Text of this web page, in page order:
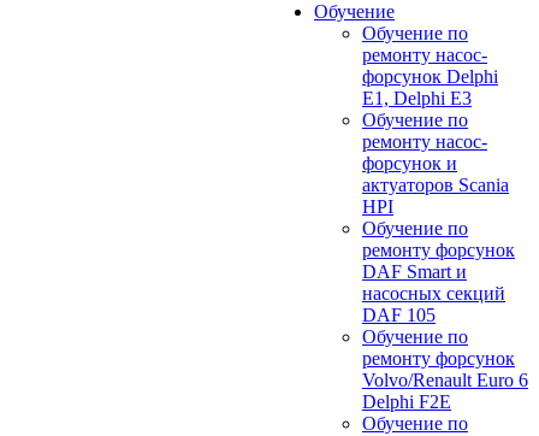
Обучение
Обучение по
ремонту насос-
форсунок Delphi
E1, Delphi E3
Обучение по
ремонту насос-
форсунок и
актуаторов Scania
HPI
Обучение по
ремонту форсунок
DAF Smart и
насосных секций
DAF 105
Обучение по
ремонту форсунок
Volvo/Renault Euro 6
Delphi F2E
Обучение по